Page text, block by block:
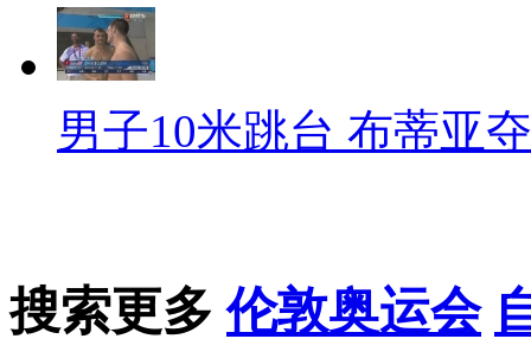
男子10米跳台 布蒂亚
搜索更多伦敦奥运会